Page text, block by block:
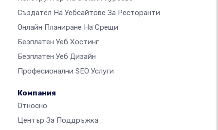
Създател На Уебсайтове За Ресторанти
Онлайн Планиране На Срещи
Безплатен Уеб Хостинг
Безплатен Уеб Дизайн
Професионални SEO Услуги
Компания
Относно
Център За Поддръжка